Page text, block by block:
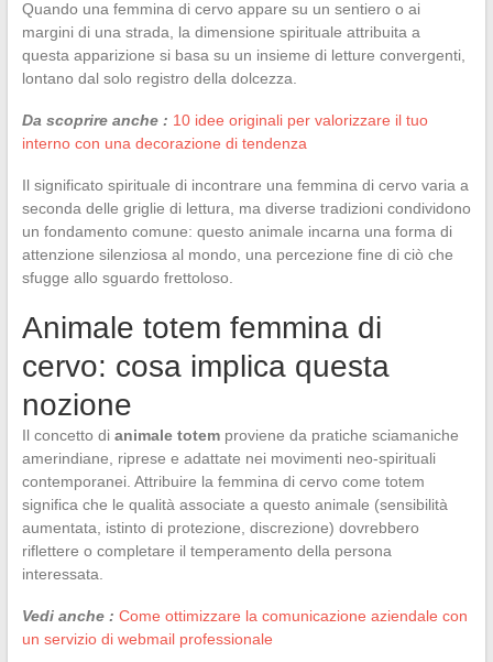
Quando una femmina di cervo appare su un sentiero o ai
margini di una strada, la dimensione spirituale attribuita a
questa apparizione si basa su un insieme di letture convergenti,
lontano dal solo registro della dolcezza.
Da scoprire anche : 10 idee originali per valorizzare il tuo
interno con una decorazione di tendenza
Il significato spirituale di incontrare una femmina di cervo varia a
seconda delle griglie di lettura, ma diverse tradizioni condividono
un fondamento comune: questo animale incarna una forma di
attenzione silenziosa al mondo, una percezione fine di ciò che
sfugge allo sguardo frettoloso.
Animale totem femmina di
cervo: cosa implica questa
nozione
Il concetto di animale totemproviene da pratiche sciamaniche
amerindiane, riprese e adattate nei movimenti neo-spirituali
contemporanei. Attribuire la femmina di cervo come totem
significa che le qualità associate a questo animale (sensibilità
aumentata, istinto di protezione, discrezione) dovrebbero
riflettere o completare il temperamento della persona
interessata.
Vedi anche : Come ottimizzare la comunicazione aziendale con
un servizio di webmail professionale